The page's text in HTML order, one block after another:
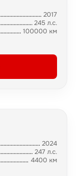
2017
245 л.с.
100000 км
2024
247 л.с.
4400 км